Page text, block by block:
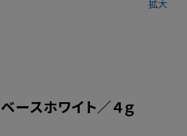
ースホワイト／４ｇ